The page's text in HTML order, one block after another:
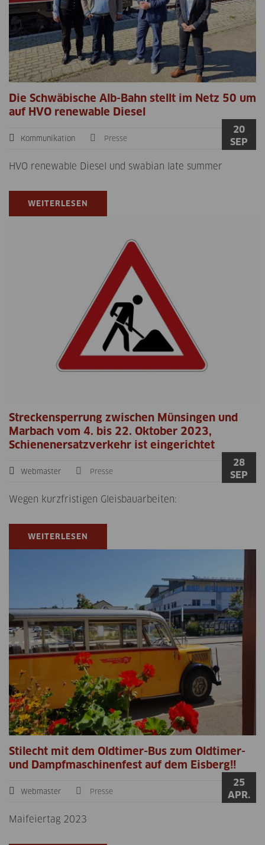
Die Schwäbische Alb-Bahn stellt im Netz 50 um
auf HVO renewable Diesel
Kommunikation Presse
20
SEP
HVO renewable Diesel und swabian late summer
WEITERLESEN
Streckensperrung zwischen Münsingen und
Marbach vom 4. bis 22. Oktober 2023,
Schienenersatzverkehr ist eingerichtet
Webmaster Presse
28
SEP
Wegen kurzfristigen Gleisbauarbeiten:
WEITERLESEN
Stilecht mit dem Oldtimer-Bus zum Oldtimer-
und Dampfmaschinenfest auf dem Eisberg!!
Webmaster Presse
25
APR.
Maifeiertag 2023